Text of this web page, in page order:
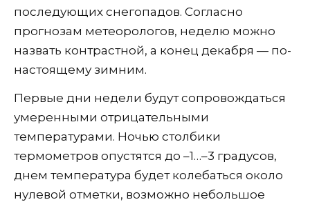
последующих снегопадов. Согласно
прогнозам метеорологов, неделю можно
назвать контрастной, а конец декабря — по-
настоящему зимним.
Первые дни недели будут сопровождаться
умеренными отрицательными
температурами. Ночью столбики
термометров опустятся до –1…–3 градусов,
днем температура будет колебаться около
нулевой отметки, возможно небольшое